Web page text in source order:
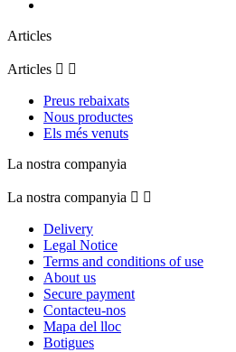
Articles
Articles  
Preus rebaixats
Nous productes
Els més venuts
La nostra companyia
La nostra companyia  
Delivery
Legal Notice
Terms and conditions of use
About us
Secure payment
Contacteu-nos
Mapa del lloc
Botigues